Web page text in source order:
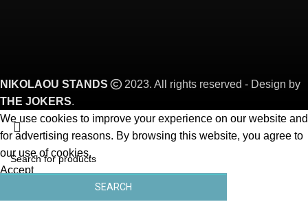
NIKOLAOU STANDS
2023. All rights reserved - Design by
THE JOKERS.
SEARCH
We use cookies to improve your experience on our website and
for advertising reasons. By browsing this website, you agree to
our use of cookies.
Accept